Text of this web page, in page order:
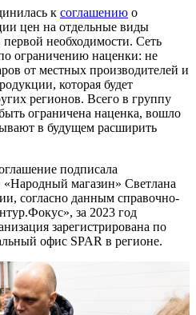
к соглашению о
цен на отдельные виды
необходимости. Сеть
по ограничению наценки: не
от местных производителей и
которая будет
регионов. Всего в группу
ограничена наценка, вошло
в будущем расширить
подписала
магазин» Светлана
согласно данным справочно-
за 2023 год
зарегистрирована по
офис SPAR в регионе.